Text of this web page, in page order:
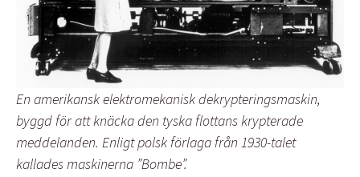
En amerikansk elektromekanisk dekrypteringsmaskin,
byggd för att knäcka den tyska flottans krypterade
meddelanden. Enligt polsk förlaga från 1930-talet
kallades maskinerna ”Bombe”.